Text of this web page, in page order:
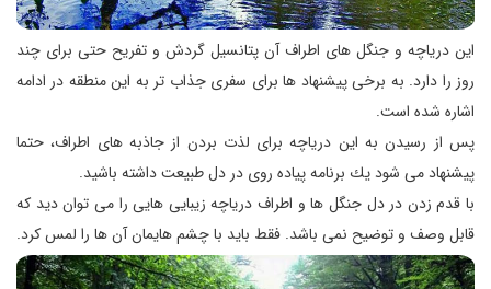
این دریاچه و جنگل های اطراف آن پتانسیل گردش و تفریح حتی برای چند
روز را دارد. به برخی پیشنهاد ها برای سفری جذاب تر به این منطقه در ادامه
اشاره شده است.
پس از رسیدن به این دریاچه برای لذت بردن از جاذبه های اطراف، حتما
پیشنهاد می شود یك برنامه پیاده روی در دل طبیعت داشته باشید.
با قدم زدن در دل جنگل ها و اطراف دریاچه زیبایی هایی را می توان دید كه
قابل وصف و توضیح نمی باشد. فقط باید با چشم هایمان آن ها را لمس كرد.